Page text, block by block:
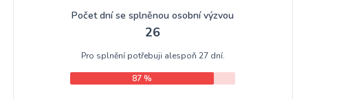
Počet dní se splněnou osobní výzvou
26
Pro splnění potřebuji alespoň 27 dní.
87 %